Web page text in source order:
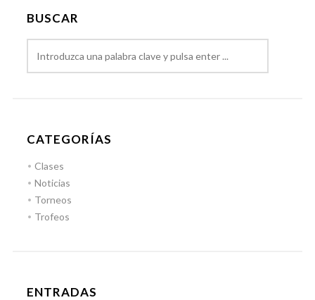
BUSCAR
CATEGORÍAS
Clases
Noticias
Torneos
Trofeos
ENTRADAS